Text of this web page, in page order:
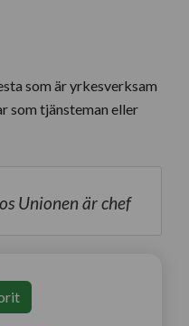
som är yrkesverksam
som tjänsteman eller
Unionen är chef